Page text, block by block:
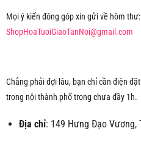
Mọi ý kiến đóng góp xin gửi về hòm thư:
ShopHoaTuoiGiaoTanNoi@gmail.com
Chẳng phải đợi lâu, bạn chỉ cần điện
trong nội thành phố trong chưa đầy 1h.
Địa chỉ: 149 Hưng Đạo Vương,